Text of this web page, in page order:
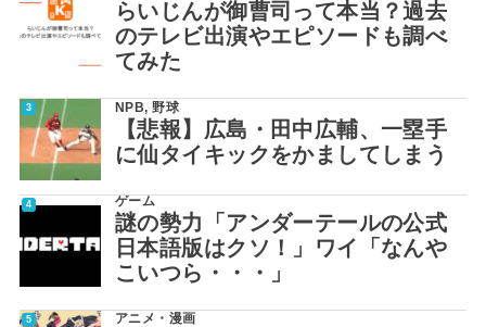
らいじんが御曹司って本当？過去
のテレビ出演やエピソードも調べ
てみた
NPB,野球
【悲報】広島・田中広輔、一塁手
に仙タイキックをかましてしまう
ゲーム
謎の勢力「アンダーテールの公式
日本語版はクソ！」ワイ「なんや
こいつら・・・」
アニメ・漫画